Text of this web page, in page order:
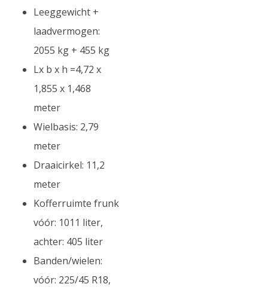
Leeggewicht +
laadvermogen:
2055 kg + 455 kg
Lx b x h =4,72 x
1,855 x 1,468
meter
Wielbasis: 2,79
meter
Draaicirkel: 11,2
meter
Kofferruimte frunk
vóór: 1011 liter,
achter: 405 liter
Banden/wielen:
vóór: 225/45 R18,